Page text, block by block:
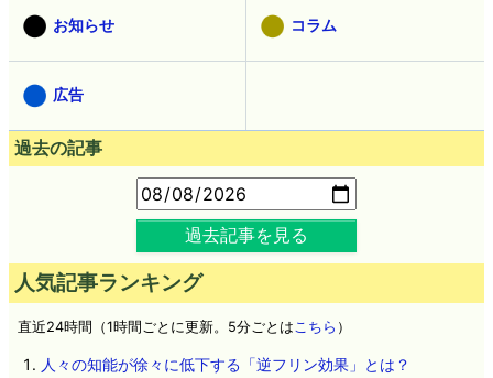
お知らせ コラム
広告
過去の記事
過去記事を見る
人気記事ランキング
直近24時間（1時間ごとに更新。5分ごとはこちら ）
人々の知能が徐々に低下する「逆フリン効果」とは？